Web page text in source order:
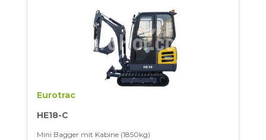
Eurotrac
HE18-C
Mini Bagger mit Kabine (1850kg)